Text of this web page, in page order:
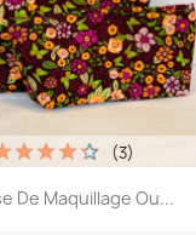
Aperçu rapide
De Maquillage Ou...
(3)